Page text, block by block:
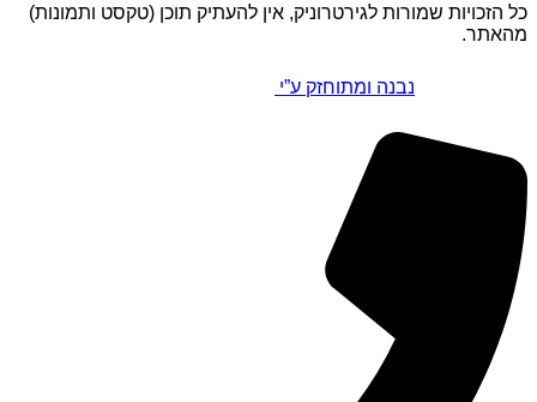
כל הזכויות שמורות לגירטרוניק, אין להעתיק תוכן (טקסט ותמונות)
מהאתר.
נבנה ומתוחזק ע”י